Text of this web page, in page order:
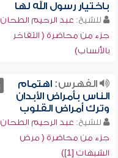
باختيار رسول الله لها
للشيخ: عبد الرحيم الطحان
جزء من محاضرة ( التفاخر
بالأنساب)
الفهرس:اهتمام
الناس بأمراض الأبدان
وترك أمراض القلوب
للشيخ: عبد الرحيم الطحان
جزء من محاضرة ( مرض
الشبهات [1])